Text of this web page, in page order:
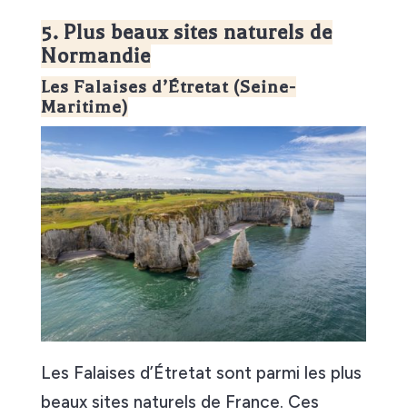
5. Plus beaux sites naturels de
Normandie
Les Falaises d’Étretat (Seine-
Maritime)
Les Falaises d’Étretat sont parmi les plus
beaux sites naturels de France. Ces